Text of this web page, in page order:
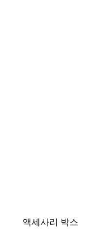
액세사리 박스